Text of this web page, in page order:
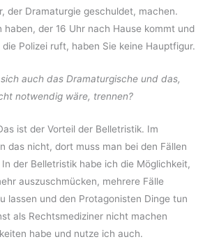
der Dramaturgie geschuldet, machen.
haben, der 16 Uhr nach Hause kommt und
Polizei ruft, haben Sie keine Hauptfigur.
auch das Dramaturgische und das,
notwendig wäre, trennen?
ist der Vorteil der Belletristik. Im
das nicht, dort muss man bei den Fällen
der Belletristik habe ich die Möglichkeit,
auszuschmücken, mehrere Fälle
lassen und den Protagonisten Dinge tun
als Rechtsmediziner nicht machen
habe und nutze ich auch.